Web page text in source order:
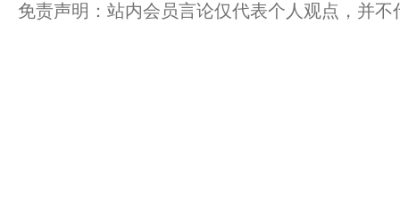
免责声明：站内会员言论仅代表个人观点，并